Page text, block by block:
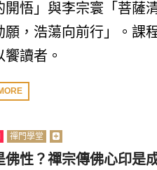
開悟」與李宗寰「菩薩
願，浩蕩向前行」。課
饗讀者。
禪門學堂
佛性？禪宗傳佛心印是